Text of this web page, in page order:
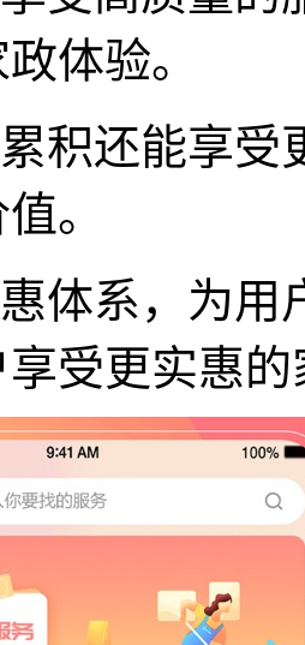
体验。
积还能享
。
体系，为用
受更实惠